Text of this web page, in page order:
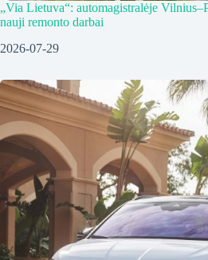
„Via Lietuva“: automagistralėje
nauji remonto darbai
2026-07-29